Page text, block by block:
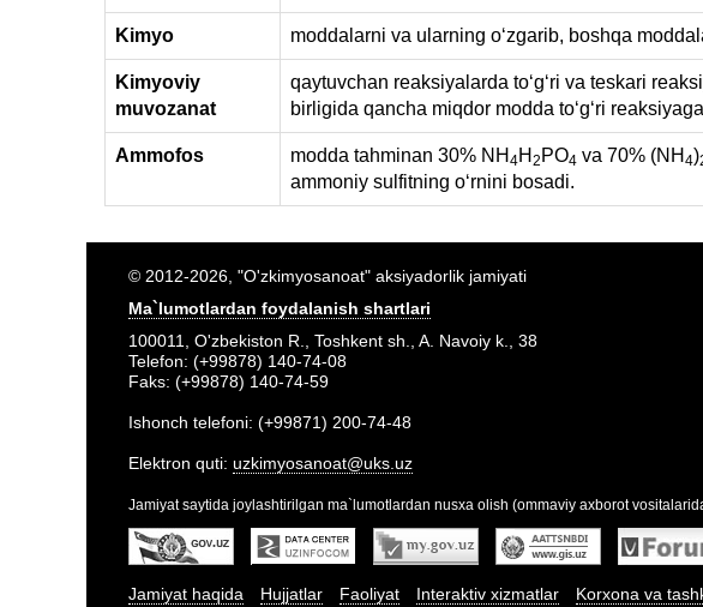
Kimyo moddalarni va ularning oʻzgarib, boshqa
Kimyoviy
muvozanat
qaytuvchan reaksiyalarda toʻgʻri va teskari
birligida qancha miqdor modda toʻgʻri
Ammofos modda tahminan 30% NH 4H 2 PO4 va 70% (NH 4)
ammoniy sulfitning oʻrnini bosadi.
© 2012-2026, "O'zkimyosanoat" aksiyadorlik jamiyati
Ma`lumotlardan foydalanish shartlari
100011, O'zbekiston R., Toshkent sh., A. Navoiy k., 38
Telefon: (+99878) 140-74-08
Faks: (+99878) 140-74-59
Ishonch telefoni: (+99871) 200-74-48
Elektron quti: uzkimyosanoat@uks.uz
Jamiyat saytida joylashtirilgan ma`lumotlardan nusxa olish (ommaviy axborot
Jamiyat haqida Hujjatlar Faoliyat Interaktiv xizmatlar Korxona va